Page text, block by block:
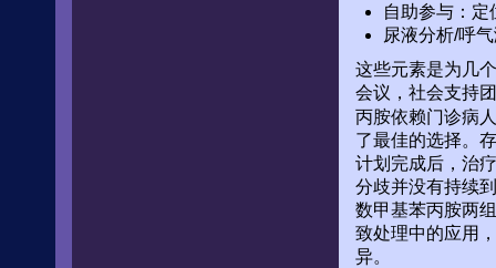
自助参与：
尿液分析/呼
这些元素是为几
会议，社会支持
丙胺依赖门诊病
了最佳的选择。
计划完成后，治
分歧并没有持续
数甲基苯丙胺两
致处理中的应用
异。